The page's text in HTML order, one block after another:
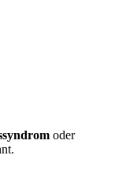
oder